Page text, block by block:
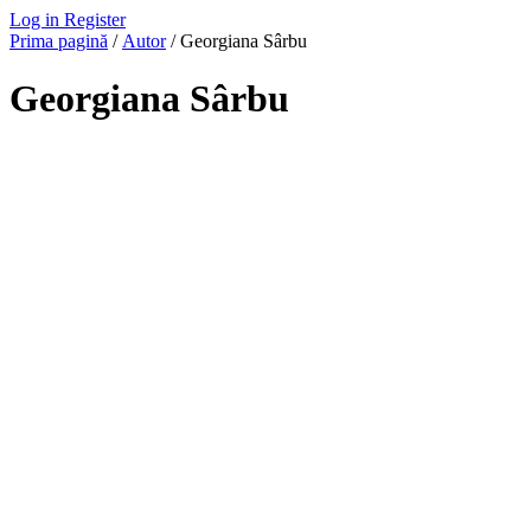
Log in Register
Prima pagină / Autor/ Georgiana Sârbu
Georgiana Sârbu